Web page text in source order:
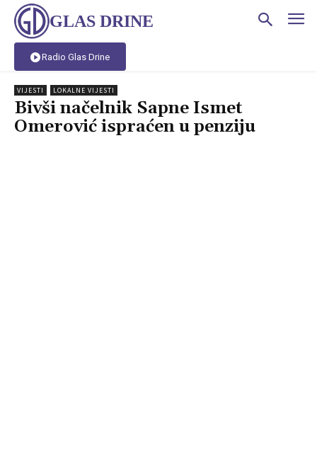
GLAS DRINE
Radio Glas Drine
VIJESTI LOKALNE VIJESTI
Bivši načelnik Sapne Ismet
Omerović ispraćen u penziju